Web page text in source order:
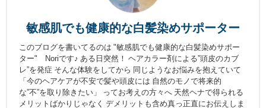
敏感肌でも健康的な白髪染めサポーター
このブログを書いてるのは "敏感肌でも健康的な白髪染めサポー
ター" Noriです♪ ある日突然！ ヘアカラー剤による”頭皮のカブ
レ”を発症 そんな体験をしてから 同じようなお悩みを抱えていて
「今のヘアケアが不安で髪や頭皮には 自然のモノで将来的
な”不”を取り除きたい」 ってお考えの方々へ 天然ヘナで得られる
メリットばかりじゃなく デメリットも含め真っ正直にお伝えしま